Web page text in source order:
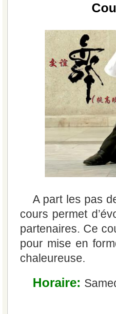
A part les pas
cours permet
partenaires. Ce
pour mise en
chaleureuse.
Horaire: